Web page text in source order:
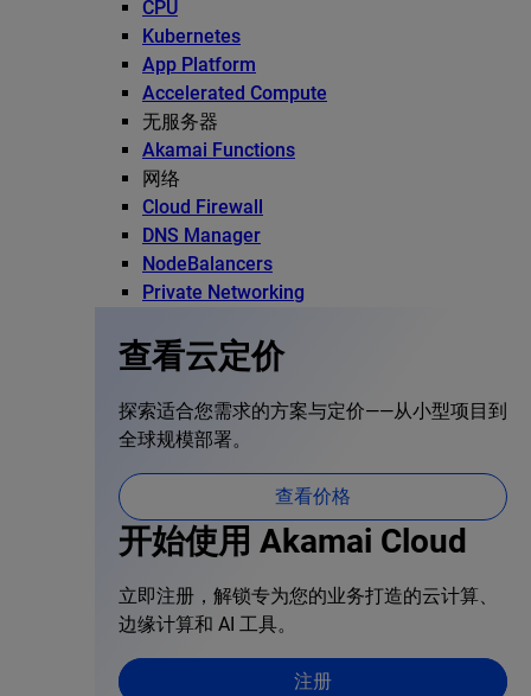
CPU
Kubernetes
App Platform
Accelerated Compute
无服务器
Akamai Functions
网络
Cloud Firewall
DNS Manager
NodeBalancers
Private Networking
查看云定价
探索适合您需求的方案与定价——从小型项目到
全球规模部署。
查看价格
开始使用 Akamai Cloud
立即注册，解锁专为您的业务打造的云计算、
边缘计算和 AI 工具。
注册